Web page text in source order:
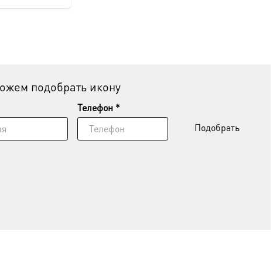
на
товара.
подобрать икону
Телефон *
Подобрать